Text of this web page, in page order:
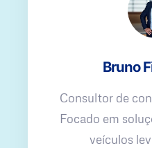
Bruno
Consultor de
Focado em
veículos